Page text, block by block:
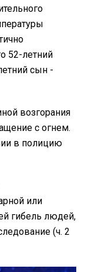
52-летний
сын -
возгорания
с огнем.
в полицию
или
гибель людей,
(ч. 2